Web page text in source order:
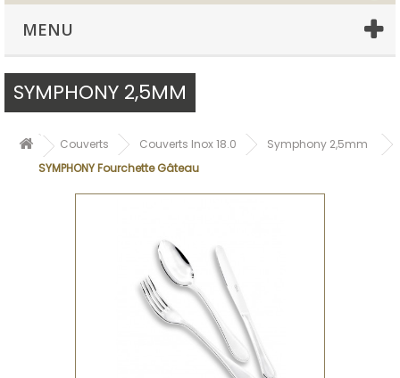
MENU
SYMPHONY 2,5MM
Couverts Couverts Inox 18.0
Symphony 2,5mm
SYMPHONY Fourchette Gâteau